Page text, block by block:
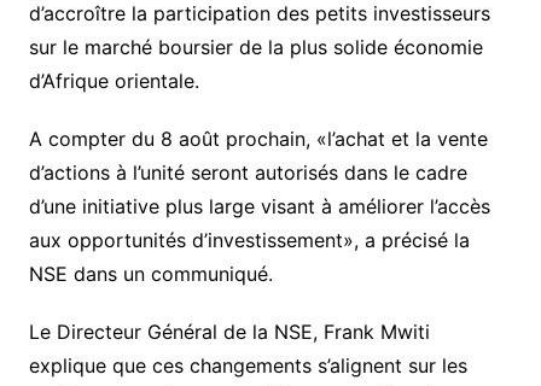
d’accroître la participation des petits investisseurs
sur le marché boursier de la plus solide économie
d’Afrique orientale.
A compter du 8 août prochain, «l’achat et la vente
d’actions à l’unité seront autorisés dans le cadre
d’une initiative plus large visant à améliorer l’accès
aux opportunités d’investissement», a précisé la
NSE dans un communiqué.
Le Directeur Général de la NSE, Frank Mwiti
explique que ces changements s’alignent sur les